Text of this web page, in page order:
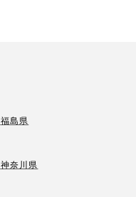
福島県
神奈川県